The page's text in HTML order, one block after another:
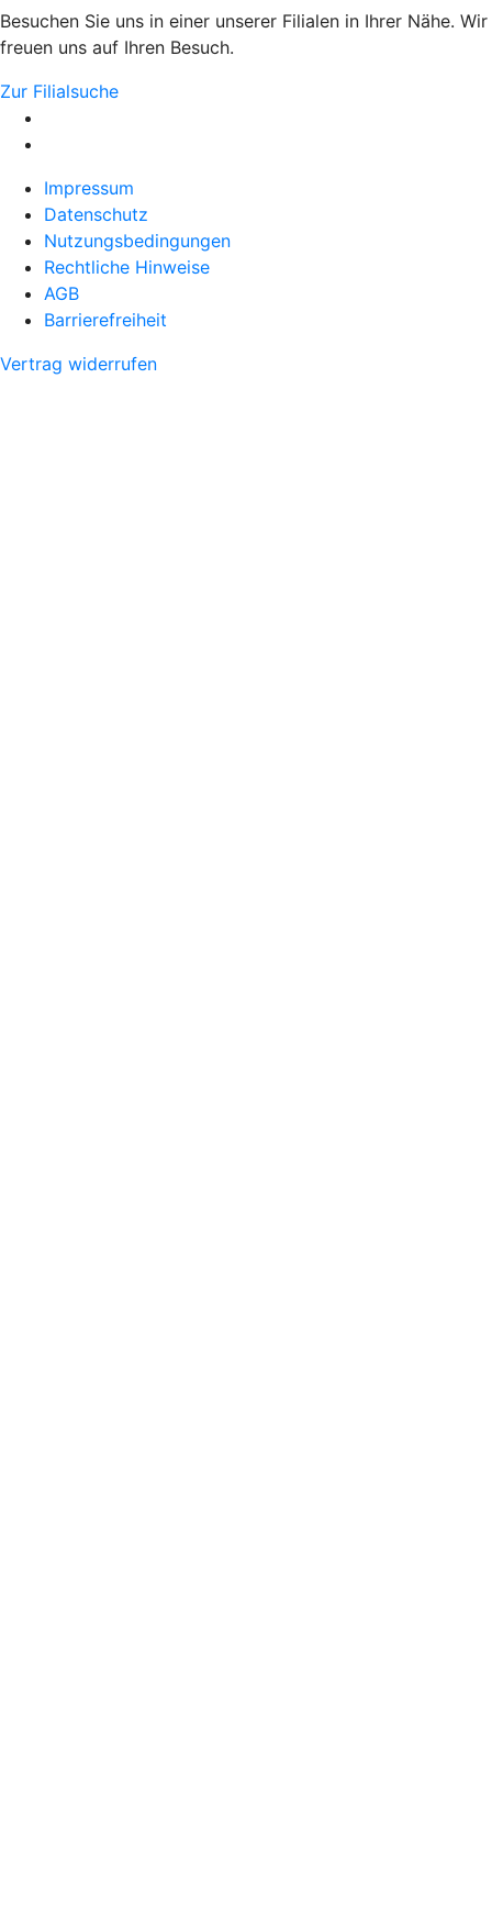
Besuchen Sie uns in einer unserer Filialen in Ihrer Nähe. Wir
freuen uns auf Ihren Besuch.
Zur Filialsuche
Impressum
Datenschutz
Nutzungsbedingungen
Rechtliche Hinweise
AGB
Barrierefreiheit
Vertrag widerrufen